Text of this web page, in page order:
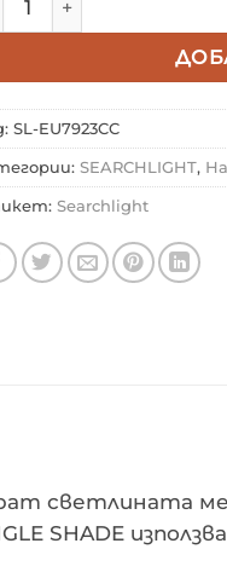
SL-EU7923CC
SEARCHLIGHT,
Searchlight
светлината
SHADE